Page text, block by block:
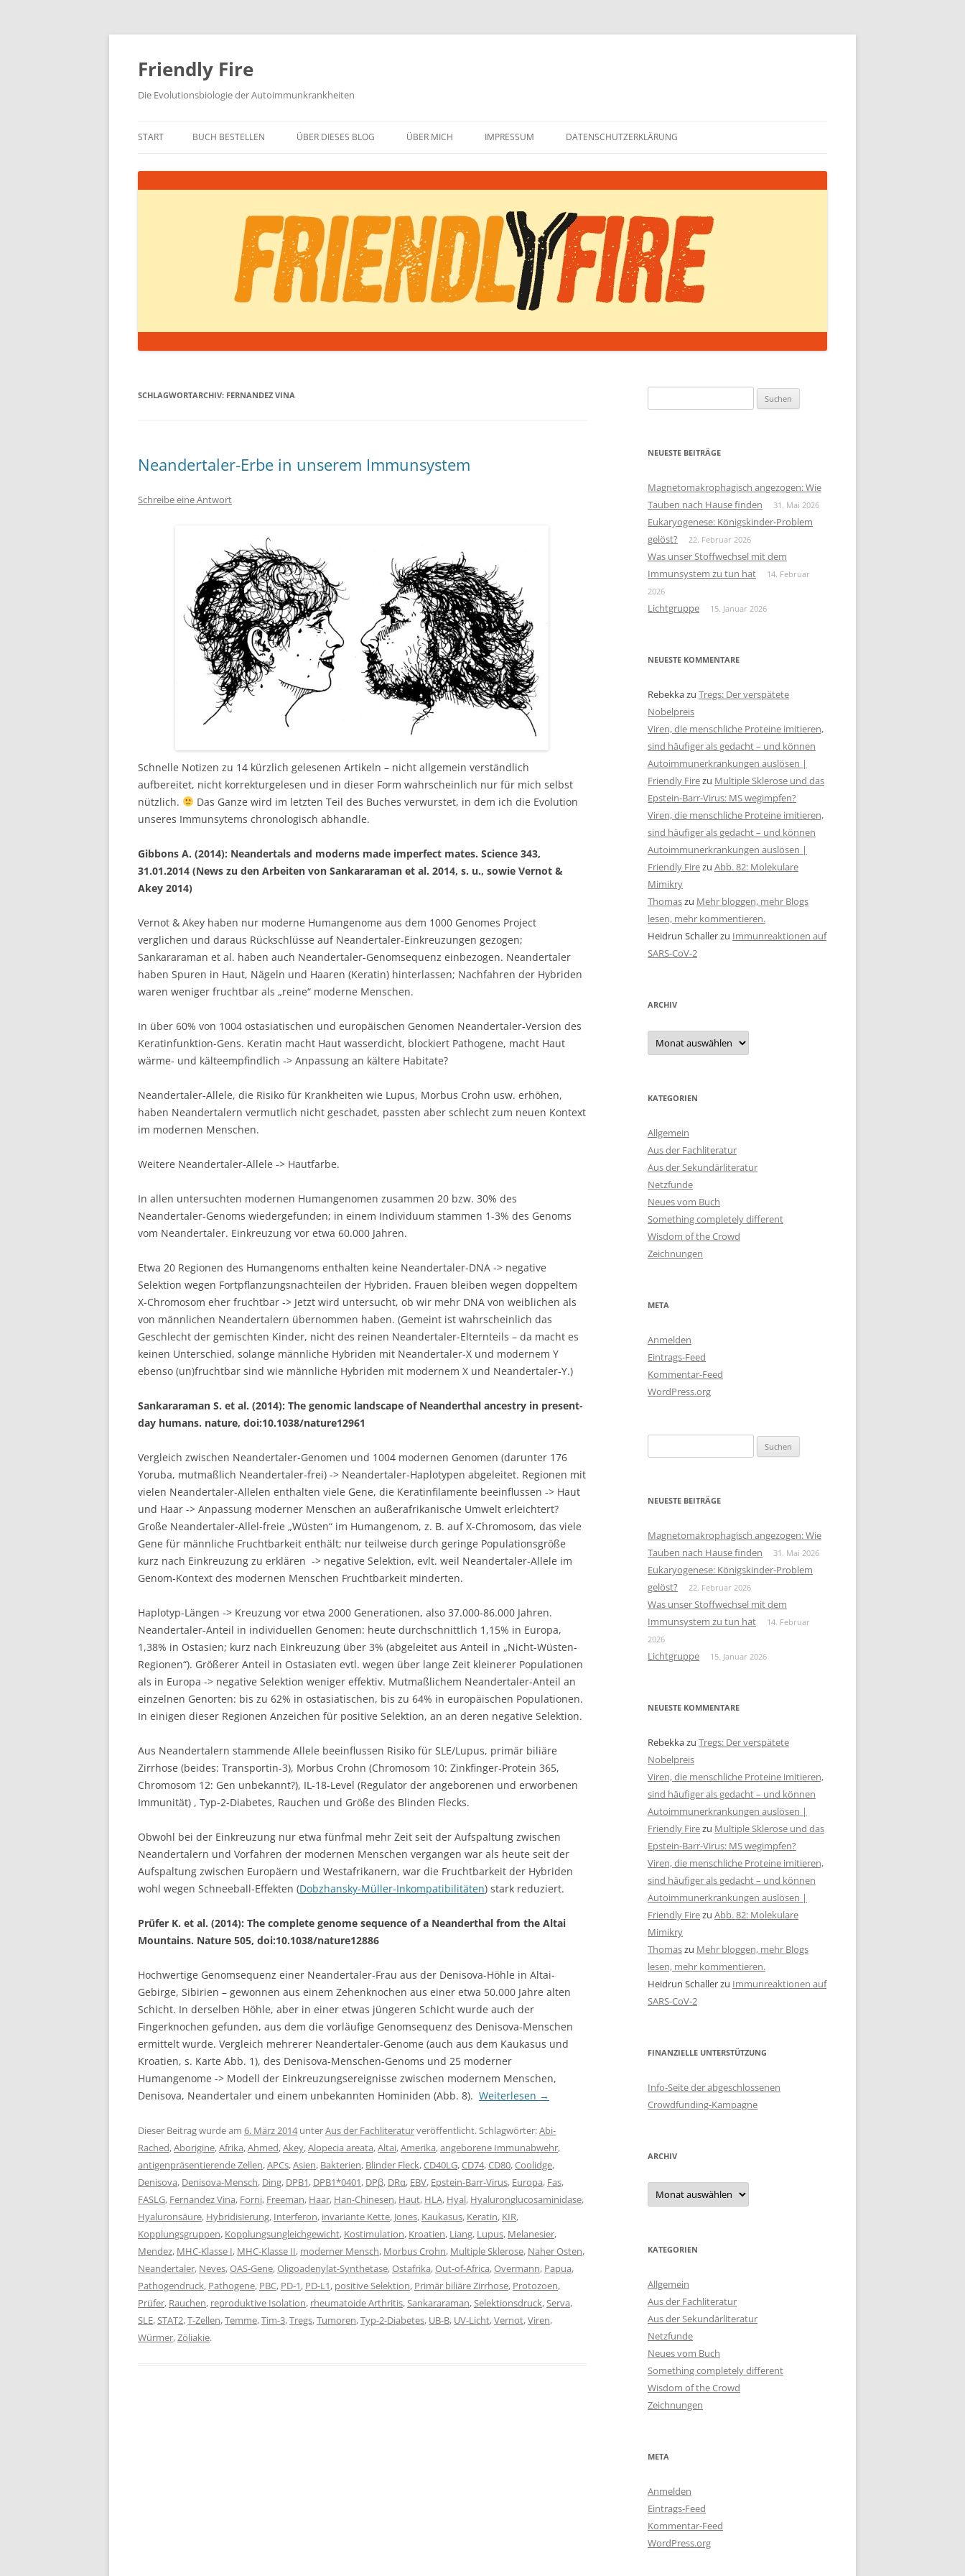
Zum
springen
Friendly Fire
Die Evolutionsbiologie der Autoimmunkrankheiten
START BUCH BESTELLEN ÜBER DIESES BLOG ÜBER MICH IMPRESSUM DATENSCHUTZERKLÄRUNG
SCHLAGWORTARCHIV: FERNANDEZ VINA
Neandertaler-Erbe in unserem Immunsystem
Schreibe eine Antwort
Schnelle Notizen zu 14 kürzlich gelesenen Artikeln – nicht allgemein verständlich
aufbereitet, nicht korrekturgelesen und in dieser Form wahrscheinlich nur für mich selbst
nützlich.
Das Ganze wird im letzten Teil des Buches verwurstet, in dem ich die Evolution
unseres Immunsytems chronologisch abhandle.
Gibbons A. (2014): Neandertals and moderns made imperfect mates. Science 343,
31.01.2014 (News zu den Arbeiten von Sankararaman et al. 2014, s. u., sowie Vernot &
Akey 2014)
Vernot & Akey haben nur moderne Humangenome aus dem 1000 Genomes Project
verglichen und daraus Rückschlüsse auf Neandertaler-Einkreuzungen gezogen;
Sankararaman et al. haben auch Neandertaler-Genomsequenz einbezogen. Neandertaler
haben Spuren in Haut, Nägeln und Haaren (Keratin) hinterlassen; Nachfahren der Hybriden
waren weniger fruchtbar als „reine“ moderne Menschen.
In über 60% von 1004 ostasiatischen und europäischen Genomen Neandertaler-Version des
Keratinfunktion-Gens. Keratin macht Haut wasserdicht, blockiert Pathogene, macht Haut
wärme- und kälteempfindlich -> Anpassung an kältere Habitate?
Neandertaler-Allele, die Risiko für Krankheiten wie Lupus, Morbus Crohn usw. erhöhen,
haben Neandertalern vermutlich nicht geschadet, passten aber schlecht zum neuen Kontext
im modernen Menschen.
Weitere Neandertaler-Allele -> Hautfarbe.
In allen untersuchten modernen Humangenomen zusammen 20 bzw. 30% des
Neandertaler-Genoms wiedergefunden; in einem Individuum stammen 1-3% des Genoms
vom Neandertaler. Einkreuzung vor etwa 60.000 Jahren.
Etwa 20 Regionen des Humangenoms enthalten keine Neandertaler-DNA -> negative
Selektion wegen Fortpflanzungsnachteilen der Hybriden. Frauen bleiben wegen doppeltem
X-Chromosom eher fruchtbar -> Jetzt wird untersucht, ob wir mehr DNA von weiblichen als
von männlichen Neandertalern übernommen haben. (Gemeint ist wahrscheinlich das
Geschlecht der gemischten Kinder, nicht des reinen Neandertaler-Elternteils – da macht es
keinen Unterschied, solange männliche Hybriden mit Neandertaler-X und modernem Y
ebenso (un)fruchtbar sind wie männliche Hybriden mit modernem X und Neandertaler-Y.)
Sankararaman S. et al. (2014): The genomic landscape of Neanderthal ancestry in present-
day humans. nature, doi:10.1038/nature12961
Vergleich zwischen Neandertaler-Genomen und 1004 modernen Genomen (darunter 176
Yoruba, mutmaßlich Neandertaler-frei) -> Neandertaler-Haplotypen abgeleitet. Regionen mit
vielen Neandertaler-Allelen enthalten viele Gene, die Keratinfilamente beeinflussen -> Haut
und Haar -> Anpassung moderner Menschen an außerafrikanische Umwelt erleichtert?
Große Neandertaler-Allel-freie „Wüsten“ im Humangenom, z. B. auf X-Chromosom, das viele
Gene für männliche Fruchtbarkeit enthält; nur teilweise durch geringe Populationsgröße
kurz nach Einkreuzung zu erklären -> negative Selektion, evlt. weil Neandertaler-Allele im
Genom-Kontext des modernen Menschen Fruchtbarkeit minderten.
Haplotyp-Längen -> Kreuzung vor etwa 2000 Generationen, also 37.000-86.000 Jahren.
Neandertaler-Anteil in individuellen Genomen: heute durchschnittlich 1,15% in Europa,
1,38% in Ostasien; kurz nach Einkreuzung über 3% (abgeleitet aus Anteil in „Nicht-Wüsten-
Regionen“). Größerer Anteil in Ostasiaten evtl. wegen über lange Zeit kleinerer Populationen
als in Europa -> negative Selektion weniger effektiv. Mutmaßlichem Neandertaler-Anteil an
einzelnen Genorten: bis zu 62% in ostasiatischen, bis zu 64% in europäischen Populationen.
In einigen dieser Regionen Anzeichen für positive Selektion, an an deren negative Selektion.
Aus Neandertalern stammende Allele beeinflussen Risiko für SLE/Lupus, primär biliäre
Zirrhose (beides: Transportin-3), Morbus Crohn (Chromosom 10: Zinkfinger-Protein 365,
Chromosom 12: Gen unbekannt?), IL-18-Level (Regulator der angeborenen und erworbenen
Immunität) , Typ-2-Diabetes, Rauchen und Größe des Blinden Flecks.
Obwohl bei der Einkreuzung nur etwa fünfmal mehr Zeit seit der Aufspaltung zwischen
Neandertalern und Vorfahren der modernen Menschen vergangen war als heute seit der
Aufspaltung zwischen Europäern und Westafrikanern, war die Fruchtbarkeit der Hybriden
wohl wegen Schneeball-Effekten (Dobzhansky-Müller-Inkompatibilitäten) stark reduziert.
Prüfer K. et al. (2014): The complete genome sequence of a Neanderthal from the Altai
Mountains. Nature 505, doi:10.1038/nature12886
Hochwertige Genomsequenz einer Neandertaler-Frau aus der Denisova-Höhle in Altai-
Gebirge, Sibirien – gewonnen aus einem Zehenknochen aus einer etwa 50.000 Jahre alten
Schicht. In derselben Höhle, aber in einer etwas jüngeren Schicht wurde auch der
Fingerknochen gefunden, aus dem die vorläufige Genomsequenz des Denisova-Menschen
ermittelt wurde. Vergleich mehrerer Neandertaler-Genome (auch aus dem Kaukasus und
Kroatien, s. Karte Abb. 1), des Denisova-Menschen-Genoms und 25 moderner
Humangenome -> Modell der Einkreuzungsereignisse zwischen modernem Menschen,
Denisova, Neandertaler und einem unbekannten Hominiden (Abb. 8). Weiterlesen →
Dieser Beitrag wurde am 6. März 2014unterAus der Fachliteraturveröffentlicht. Schlagwörter:Abi-
Rached,Aborigine,Afrika,Ahmed,Akey,Alopecia areata,Altai,Amerika,angeborene Immunabwehr,
antigenpräsentierende Zellen,APCs,Asien, Bakterien, Blinder Fleck,CD40LG,CD74,CD80,Coolidge,
Denisova, Denisova-Mensch, Ding, DPB1, DPB1*0401, DPβ, DRα, EBV, Epstein-Barr-Virus, Europa, Fas,
FASLG, Fernandez Vina, Forni, Freeman, Haar, Han-Chinesen, Haut, HLA, Hyal, Hyaluronglucosaminidase,
Hyaluronsäure, Hybridisierung, Interferon, invariante Kette, Jones, Kaukasus, Keratin, KIR,
Kopplungsgruppen, Kopplungsungleichgewicht, Kostimulation, Kroatien, Liang, Lupus, Melanesier,
Mendez, MHC-Klasse I, MHC-Klasse II, moderner Mensch, Morbus Crohn, Multiple Sklerose, Naher Osten,
Neandertaler, Neves,OAS-Gene,Oligoadenylat-Synthetase,Ostafrika,Out-of-Africa,Overmann, Papua,
Pathogendruck, Pathogene, PBC, PD-1, PD-L1, positive Selektion, Primär biliäre Zirrhose, Protozoen,
Prüfer, Rauchen, reproduktive Isolation, rheumatoide Arthritis,Sankararaman,Selektionsdruck,Serva,
SLE,STAT2,T-Zellen,Temme,Tim-3,Tregs,Tumoren,Typ-2-Diabetes, UB-B, UV-Licht,Vernot,Viren,
Würmer,Zöliakie.
nach:
NEUESTE BEITRÄGE
Magnetomakrophagisch angezogen: Wie
Tauben nach Hause finden
31. Mai 2026
Eukaryogenese: Königskinder-Problem
gelöst?
22. Februar 2026
Was unser Stoffwechsel mit dem
Immunsystem zu tun hat
14. Februar
2026
Lichtgruppe 15. Januar 2026
NEUESTE KOMMENTARE
Rebekkazu Tregs: Der verspätete
Nobelpreis
Viren, die menschliche Proteine imitieren,
sind häufiger als gedacht – und können
Autoimmunerkrankungen auslösen |
Friendly Firezu Multiple Sklerose und das
Epstein-Barr-Virus: MS wegimpfen?
Viren, die menschliche Proteine imitieren,
sind häufiger als gedacht – und können
Autoimmunerkrankungen auslösen |
Friendly Firezu Abb. 82: Molekulare
Mimikry
Thomaszu Mehr bloggen, mehr Blogs
lesen, mehr kommentieren.
Heidrun Schallerzu Immunreaktionen auf
SARS-CoV-2
ARCHIV
Archiv
KATEGORIEN
Allgemein
Aus der Fachliteratur
Aus der Sekundärliteratur
Netzfunde
Neues vom Buch
Something completely different
Wisdom of the Crowd
Zeichnungen
META
Anmelden
Eintrags-Feed
Kommentar-Feed
WordPress.org
nach:
NEUESTE BEITRÄGE
Magnetomakrophagisch angezogen: Wie
Tauben nach Hause finden
31. Mai 2026
Eukaryogenese: Königskinder-Problem
gelöst?
22. Februar 2026
Was unser Stoffwechsel mit dem
Immunsystem zu tun hat
14. Februar
2026
Lichtgruppe 15. Januar 2026
NEUESTE KOMMENTARE
Rebekkazu Tregs: Der verspätete
Nobelpreis
Viren, die menschliche Proteine imitieren,
sind häufiger als gedacht – und können
Autoimmunerkrankungen auslösen |
Friendly Firezu Multiple Sklerose und das
Epstein-Barr-Virus: MS wegimpfen?
Viren, die menschliche Proteine imitieren,
sind häufiger als gedacht – und können
Autoimmunerkrankungen auslösen |
Friendly Firezu Abb. 82: Molekulare
Mimikry
Thomaszu Mehr bloggen, mehr Blogs
lesen, mehr kommentieren.
Heidrun Schallerzu Immunreaktionen auf
SARS-CoV-2
FINANZIELLE UNTERSTÜTZUNG
Info-Seite der abgeschlossenen
Crowdfunding-Kampagne
ARCHIV
Archiv
KATEGORIEN
Allgemein
Aus der Fachliteratur
Aus der Sekundärliteratur
Netzfunde
Neues vom Buch
Something completely different
Wisdom of the Crowd
Zeichnungen
META
Anmelden
Eintrags-Feed
Kommentar-Feed
WordPress.org